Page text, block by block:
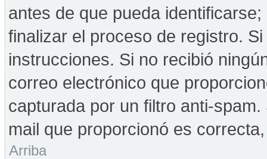
antes de que pueda
finalizar el proceso de registro.
instrucciones. Si no recibió
correo electrónico que
capturada por un filtro anti-
mail que proporcionó es
Arriba